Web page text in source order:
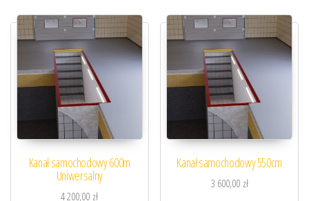
Kanał samochodowy 600m
Uniwersalny
4 200,00 zł
Kanał samochodowy 550cm
3 600,00 zł